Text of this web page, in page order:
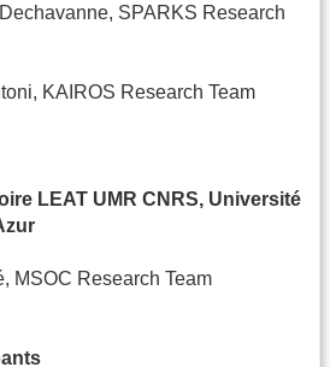
SPARKS Research
KAIROS Research Team
LEAT UMR CNRS, Université
MSOC Research Team